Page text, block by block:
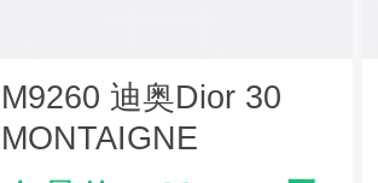
M9260 迪奥Dior 30
MONTAIGNE